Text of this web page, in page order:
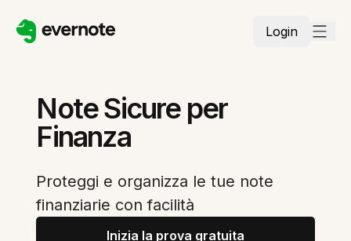
Login
Note Sicure per
Finanza
Proteggi e organizza le tue note
finanziarie con facilità
Inizia la prova gratuita